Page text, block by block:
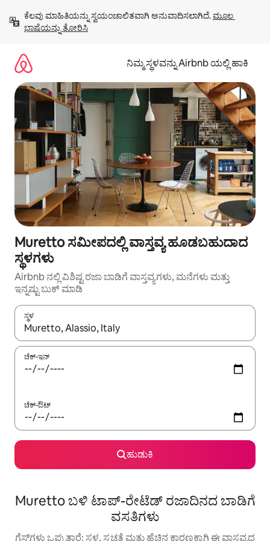
ಹೋಗಿ
ಕೆಲವು ಮಾಹಿತಿಯನ್ನು ಸ್ವಯಂಚಾಲಿತವಾಗಿ ಅನುವಾದಿಸಲಾಗಿದೆ. ಮೂಲ
ಭಾಷೆಯನ್ನು ತೋರಿಸಿ
ನಿಮ್ಮ ಸ್ಥಳವನ್ನು Airbnb ಯಲ್ಲಿ ಹಾಕಿ
Muretto ಸಮೀಪದಲ್ಲಿ ವಾಸ್ತವ್ಯ ಹೂಡಬಹುದಾದ
ಸ್ಥಳಗಳು
Airbnb ನಲ್ಲಿ ವಿಶಿಷ್ಟ ರಜಾ ಬಾಡಿಗೆ ವಾಸ್ತವ್ಯಗಳು, ಮನೆಗಳು ಮತ್ತು
ಇನ್ನಷ್ಟು ಬುಕ್ ಮಾಡಿ
ಸ್ಥಳ
ಫಲಿತಾಂಶಗಳು ಲಭ್ಯವಿರುವಾಗ, ಅಪ್ ಮತ್ತು ಡೌನ್ ಬಾಣದ ಕೀಲಿಗಳೊಂದಿಗೆ
ಚೆಕ್-ಇನ್
ಚೆಕ್-ಔಟ್
ಹುಡುಕಿ
Muretto ಬಳಿ ಟಾಪ್-ರೇಟೆಡ್ ರಜಾದಿನದ ಬಾಡಿಗೆ
ವಸತಿಗಳು
ಗೆಸ್ಟ್‌ಗಳು ಒಪ್ಪುತ್ತಾರೆ: ಸ್ಥಳ, ಸ್ವಚ್ಛತೆ ಮತ್ತು ಹೆಚ್ಚಿನ ಕಾರಣಕ್ಕಾಗಿ ಈ ವಾಸ್ತವ್ಯದ